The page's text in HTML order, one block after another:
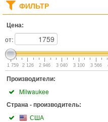
ФИЛЬТР
Цена:
от:
1 759 2 126 2 946 3 040 3 100 3 566
Производители:
Milwaukee
Страна - производитель:
США